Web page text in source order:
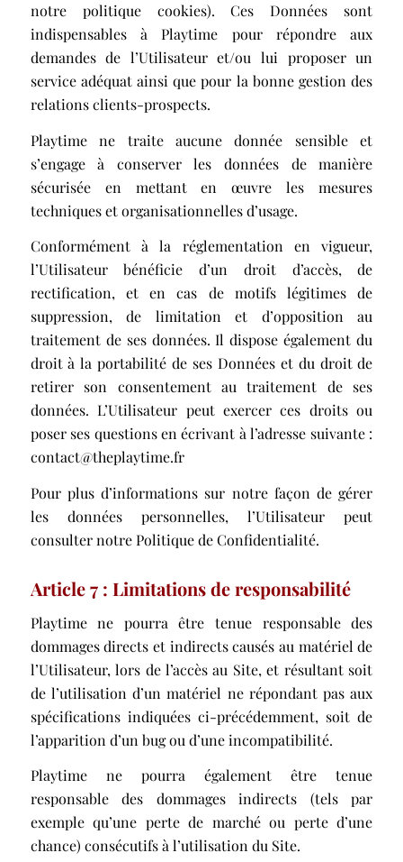
notre politique cookies). Ces Données sont
indispensables à Playtime pour répondre aux
demandes de l’Utilisateur et/ou lui proposer un
service adéquat ainsi que pour la bonne gestion des
relations clients-prospects.
Playtime ne traite aucune donnée sensible et
s’engage à conserver les données de manière
sécurisée en mettant en œuvre les mesures
techniques et organisationnelles d’usage.
Conformément à la réglementation en vigueur,
l’Utilisateur bénéficie d’un droit d’accès, de
rectification, et en cas de motifs légitimes de
suppression, de limitation et d’opposition au
traitement de ses données. Il dispose également du
droit à la portabilité de ses Données et du droit de
retirer son consentement au traitement de ses
données. L’Utilisateur peut exercer ces droits ou
poser ses questions en écrivant à l’adresse suivante :
contact@theplaytime.fr
Pour plus d’informations sur notre façon de gérer
les données personnelles, l’Utilisateur peut
consulter notrePolitique de Confidentialité.
Article 7 : Limitations de responsabilité
Playtime ne pourra être tenue responsable des
dommages directs et indirects causés au matériel de
l’Utilisateur, lors de l’accès au Site, et résultant soit
de l’utilisation d’un matériel ne répondant pas aux
spécifications indiquées ci-précédemment, soit de
l’apparition d’un bug ou d’une incompatibilité.
Playtime ne pourra également être tenue
responsable des dommages indirects (tels par
exemple qu’une perte de marché ou perte d’une
chance) consécutifs à l’utilisation du Site.